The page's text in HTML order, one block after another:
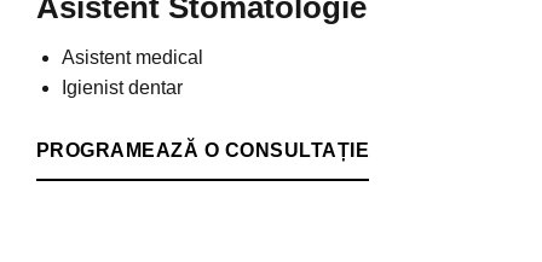
Asistent medical
Igienist dentar
PROGRAMEAZĂ O CONSULTAȚIE